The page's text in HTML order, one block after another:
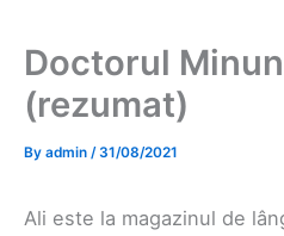
Doctorul
(rezumat)
By admin /31/08/2021
Ali este la magazinul de